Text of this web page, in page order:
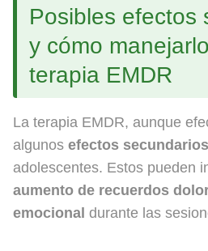
Posibles efectos
y cómo
terapia EMDR
La terapia EMDR, aunque
algunos efectos secundarios
adolescentes. Estos pueden
aumento de recuerdos
emocional durante las